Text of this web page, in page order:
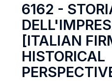
6162 -
[ITALIAN
HISTORICAL